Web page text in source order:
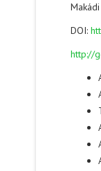
DOI:
http://